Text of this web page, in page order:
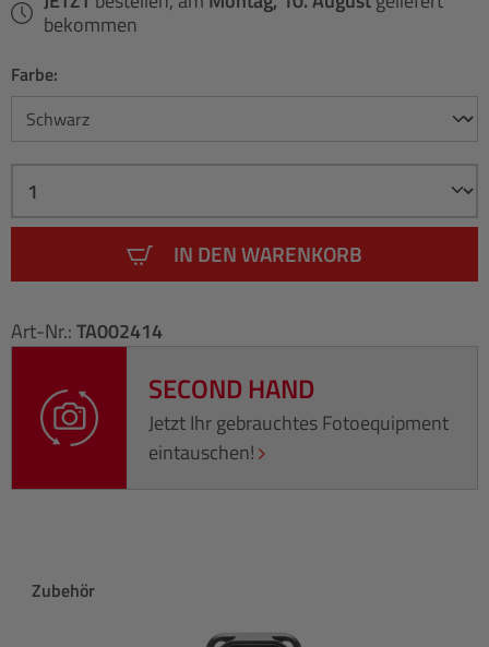
bekommen
Farbe:
IN DEN WARENKORB
Art-Nr.:TA002414
SECOND HAND
Jetzt Ihr gebrauchtes Fotoequipment
eintauschen!
Produktgalerie überspringen
Zubehör